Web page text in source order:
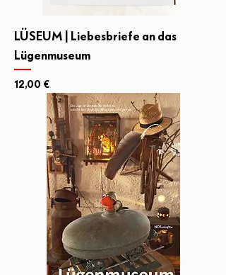
LÜSEUM | Liebesbriefe an das
Lügenmuseum
Preis
12,00 €